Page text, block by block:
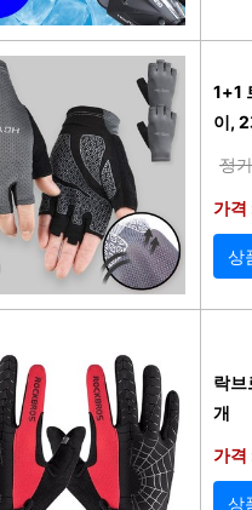
1+1
이,
정
가
상
락브
개
가격
상